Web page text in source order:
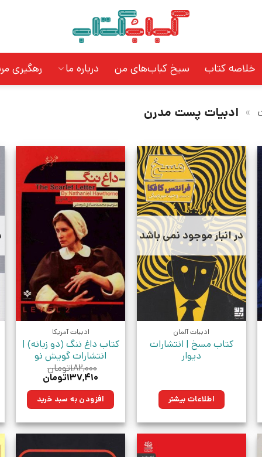
خلاصه کتاب سیخ کباب‌های من درباره ما رهگیری
» ادبیات پست مدرن
در انبار موجود نمی باشد
ادبیات آلمان
کتاب مسخ | انتشارات
دیوار
اطلاعات بیشتر
ادبیات آمریکا
کتاب داغ ننگ (دو زبانه) |
انتشارات گویش نو
۱۸۲,۰۰۰تومان
قیمت
۱۸۲,۰۰۰تومان
بود.
۱۳۷,۴۱۰تومانقیمت
۱۳۷,۴۱۰تومان.افزودن به سبد خرید